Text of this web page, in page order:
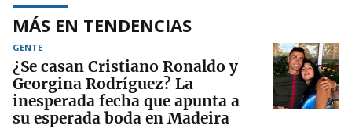
MÁS EN TENDENCIAS
GENTE
¿Se casan Cristiano Ronaldo y
Georgina Rodríguez? La
inesperada fecha que apunta a
su esperada boda en Madeira